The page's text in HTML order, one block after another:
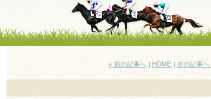
« 前の記事へ| HOME| 次の記事へ